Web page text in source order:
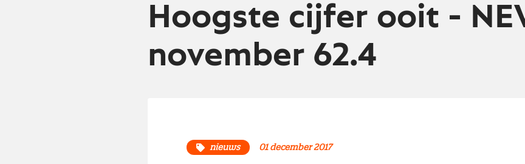
Hoogste cijfer ooit -
november 62.4
nieuws 01 december 2017